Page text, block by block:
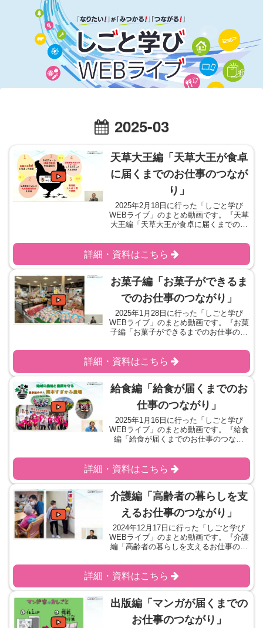
2025-03
天草大王編「天草大王が食卓
に届くまでのお仕事のつなが
り」
2025年2月18日に行った「しごと学び
WEBライブ」のまとめ動画です。『天草
大王編「天草大王が食卓に届くまでのお
いました。学習シートをダウンロードご
協力いただいた企業様
詳細・資料はこちら
お菓子編「お菓子ができるま
でのお仕事のつながり」
2025年1月28日に行った「しごと学び
WEBライブ」のまとめ動画です。『お菓
子編「お菓子ができるまでのお仕事のつ
た。学習シートをダウンロードご協力い
ただいた企業様
詳細・資料はこちら
給食編「給食が届くまでのお
仕事のつながり」
2025年1月16日に行った「しごと学び
WEBライブ」のまとめ動画です。『給食
編「給食が届くまでのお仕事のつなが
習シートをダウンロードご協力いただい
た企業様
詳細・資料はこちら
介護編「高齢者の暮らしを支
えるお仕事のつながり」
2024年12月17日に行った「しごと学び
WEBライブ」のまとめ動画です。『介護
編「高齢者の暮らしを支えるお仕事のつ
た。学習シートをダウンロードご協力い
ただいた企業様
詳細・資料はこちら
出版編「マンガが届くまでの
お仕事のつながり」